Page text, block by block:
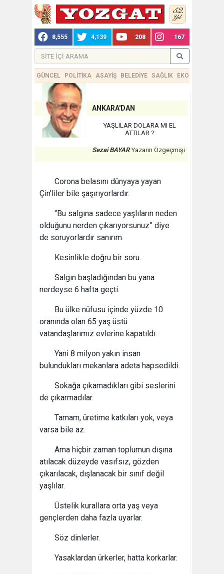
8,555 4,139 208 167
GÜNCEL POLİTİKA ASAYİŞ BELEDİYE SAĞLIK EKONOMİ
ANKARA'DAN
YAŞLILAR DOLARA MI EL
ATTILAR ?
Sezai BAYAR Yazarın Özgeçmişi
Corona belasını dünyaya yayan
Çin’liler bile şaşırıyorlardır.
“Bu salgına sadece yaşlıların neden
olduğunu nerden çıkarıyorsunuz” diye
de soruyorlardır sanırım.
Kesinlikle doğru bir soru.
Salgın başladığından bu yana
nerdeyse 6 hafta geçti.
Bu ülke nüfusu içinde yüzde 10
oranında olan 65 yaş üstü
vatandaşlarımız evlerine kapatıldı.
Yani 8 milyon yakın insan
bulundukları mekanlara adeta hapsedildi.
Sokağa çıkamadıkları gibi seslerini
de çıkarmadılar.
Tamam, üretime katkıları yok, veya
varsa bile az.
Ama hiçbir zaman toplumun dışına
atılacak düzeyde vasıfsız, gözden
çıkarılacak, dışlanacak bir sınıf değil
yaşlılar.
Üstelik kurallara orta yaş veya
gençlerden daha fazla uyarlar.
Söz dinlerler.
Yasaklardan ürkerler, hatta korkarlar.